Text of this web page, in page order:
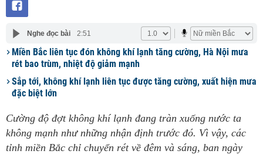
Nghe đọc bài 2:51
Miền Bắc liên tục đón không khí lạnh tăng cường, Hà Nội mưa
rét bao trùm, nhiệt độ giảm mạnh
Sắp tới, không khí lạnh liên tục được tăng cường, xuất hiện mưa
đặc biệt lớn
Cường độ đợt không khí lạnh đang tràn xuống nước ta
không mạnh như những nhận định trước đó. Vì vậy, các
tỉnh miền Bắc chỉ chuyển rét về đêm và sáng, ban ngày